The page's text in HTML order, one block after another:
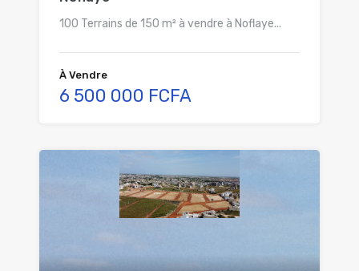
100 Terrains de 150 m² à vendre à Noflaye...
À Vendre
6 500 000 FCFA